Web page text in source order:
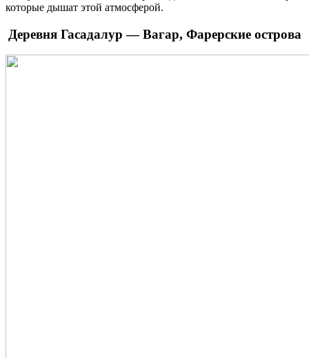
которые дышат этой атмосферой.
Деревня Гасадалур — Вагар, Фарерские острова